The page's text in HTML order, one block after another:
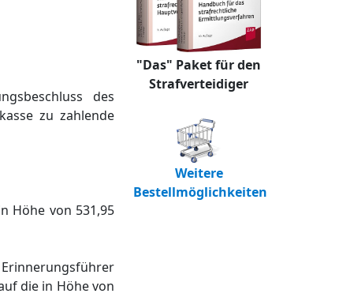
des
zu zahlende
Höhe von 531,95
Erinnerungsführer
die in Höhe von
"Das" Paket für den
Strafverteidiger
Weitere
Bestellmöglichkeiten